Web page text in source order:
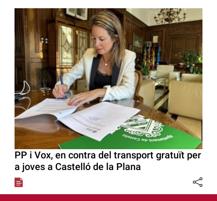
PP i Vox, en contra del transport gratuït per
a joves a Castelló de la Plana